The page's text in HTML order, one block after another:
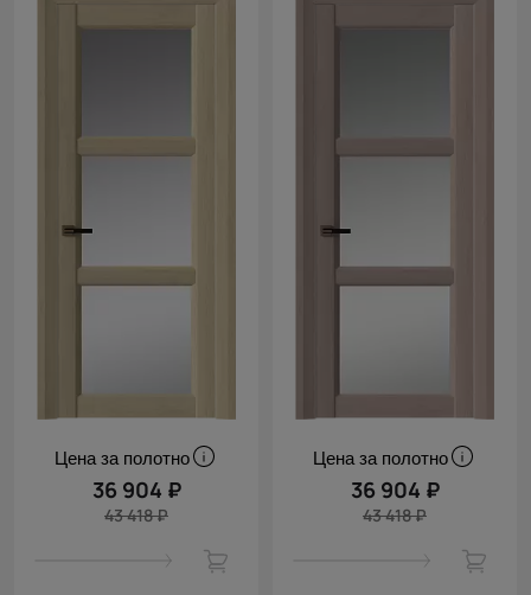
Цена за полотно
36 904 ₽
43 418 ₽
Цена за полотно
36 904 ₽
43 418 ₽